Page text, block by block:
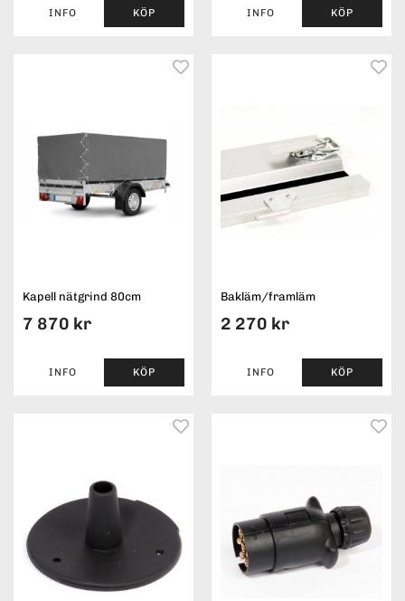
INFO KÖP INFO KÖP
Kapell nätgrind 80cm
7 870 kr
INFO KÖP
Bakläm/framläm
2 270 kr
INFO KÖP